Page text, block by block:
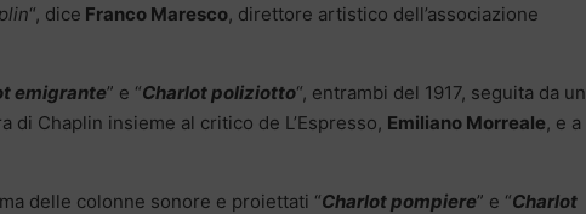
“, dice Franco Maresco, direttore artistico dell’associazione
emigrante” e “Charlot poliziotto“, entrambi del 1917, seguita da un
di Chaplin insieme al critico de L’Espresso, Emiliano Morreale, e a
delle colonne sonore e proiettati “Charlot pompiere” e “Charlot